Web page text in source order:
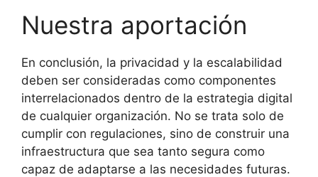
Nuestra aportación
En conclusión, la privacidad y la escalabilidad
deben ser consideradas como componentes
interrelacionados dentro de la estrategia digital
de cualquier organización. No se trata solo de
cumplir con regulaciones, sino de construir una
infraestructura que sea tanto segura como
capaz de adaptarse a las necesidades futuras.